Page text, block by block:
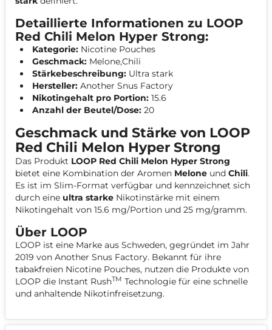
Detaillierte Informationen zu LOOP
Red Chili Melon Hyper Strong:
Kategorie: Nicotine Pouches
Geschmack: Melone,Chili
Stärkebeschreibung: Ultra stark
Hersteller: Another Snus Factory
Nikotingehalt pro Portion: 15.6
Anzahl der Beutel/Dose: 20
Geschmack und Stärke von LOOP
Red Chili Melon Hyper Strong
Das Produkt LOOP Red Chili Melon Hyper Strong
bietet eine Kombination der Aromen Melone und Chili.
Es ist im Slim-Format verfügbar und kennzeichnet sich
durch eine ultra starke Nikotinstärke mit einem
Nikotingehalt von 15.6 mg/Portion und 25 mg/gramm.
Über LOOP
LOOP ist eine Marke aus Schweden, gegründet im Jahr
2019 von Another Snus Factory. Bekannt für ihre
tabakfreien Nicotine Pouches, nutzen die Produkte von
LOOP die Instant RushTM Technologie für eine schnelle
und anhaltende Nikotinfreisetzung.